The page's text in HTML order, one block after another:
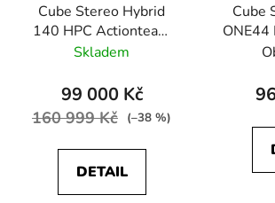
Cube Stereo Hybrid
140 HPC Actionteam
625; 27.5
Skladem
99 000 Kč
160 999 Kč (–38 %)
DETAIL
Cube
ONE44